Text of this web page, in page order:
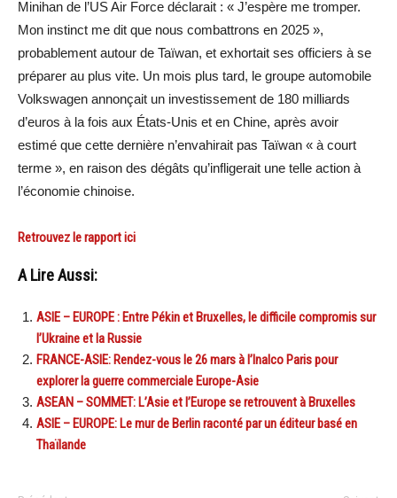
Minihan de l’US Air Force déclarait : « J’espère me tromper.
Mon instinct me dit que nous combattrons en 2025 »,
probablement autour de Taïwan, et exhortait ses officiers à se
préparer au plus vite. Un mois plus tard, le groupe automobile
Volkswagen annonçait un investissement de 180 milliards
d’euros à la fois aux États-Unis et en Chine, après avoir
estimé que cette dernière n’envahirait pas Taïwan « à court
terme », en raison des dégâts qu’infligerait une telle action à
l’économie chinoise.
Retrouvez le rapport ici
A Lire Aussi:
ASIE – EUROPE : Entre Pékin et Bruxelles, le difficile compromis sur
l’Ukraine et la Russie
FRANCE-ASIE: Rendez-vous le 26 mars à l’Inalco Paris pour
explorer la guerre commerciale Europe-Asie
ASEAN – SOMMET: L’Asie et l’Europe se retrouvent à Bruxelles
ASIE – EUROPE: Le mur de Berlin raconté par un éditeur basé en
Thaïlande